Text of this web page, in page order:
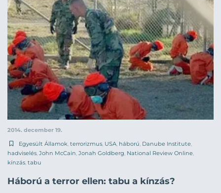
2014. december 19.
Egyesült Államok, terrorizmus, USA, háború, Danube Institute,
hadviselés, John McCain, Jonah Goldberg, National Review Online,
kínzás, tabu
Háború a terror ellen: tabu a kínzás?